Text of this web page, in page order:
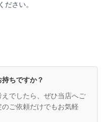
さい。
ちですか？
でしたら、ぜひ当店へご
ご依頼だけでもお気軽